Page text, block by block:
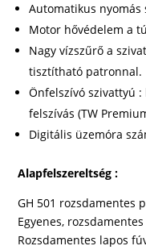
Automatikus nyomás
Motor hővédelem a
Nagy vízszűrő a
tisztítható patronnal.
Önfelszívó szivattyú
felszívás (TW
Digitális üzemóra
Alapfelszereltség :
GH 501 rozsdamentes
Egyenes,
Rozsdamentes lapos